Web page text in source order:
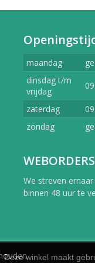
maandag
dinsdag t/m
vrijdag
zaterdag
zondag
We streven
binnen 48 uur te
Deze winkel maakt